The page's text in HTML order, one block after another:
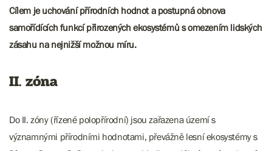
Cílem je uchování přírodních hodnot a postupná obnova
samořídících funkcí přirozených ekosystémů s omezením lidských
zásahu na nejnižší možnou míru.
II. zóna
Do II. zóny (řízené polopřírodní) jsou zařazena území s
významnými přírodními hodnotami, převážně lesní ekosystémy s